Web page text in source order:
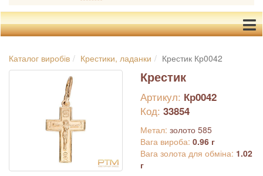
Каталог виробів Крестики, ладанки Крестик Кр0042
Крестик
Артикул: Кр0042
Код: 33854
Метал: золото 585
Вага вироба: 0.96 г
Вага золота для обміна: 1.02
г